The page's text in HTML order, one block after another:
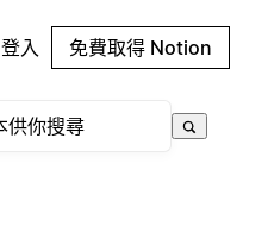
登入 免費取得 Notion